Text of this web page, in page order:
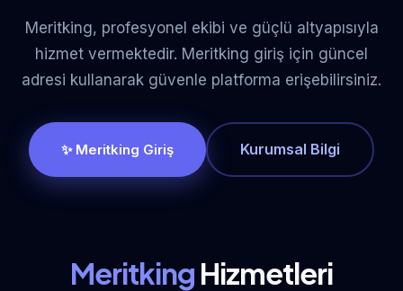
Meritking, profesyonel ekibi ve güçlü altyapısıyla
hizmet vermektedir. Meritking giriş için güncel
adresi kullanarak güvenle platforma erişebilirsiniz.
✨ Meritking Giriş Kurumsal Bilgi
Meritking Hizmetleri